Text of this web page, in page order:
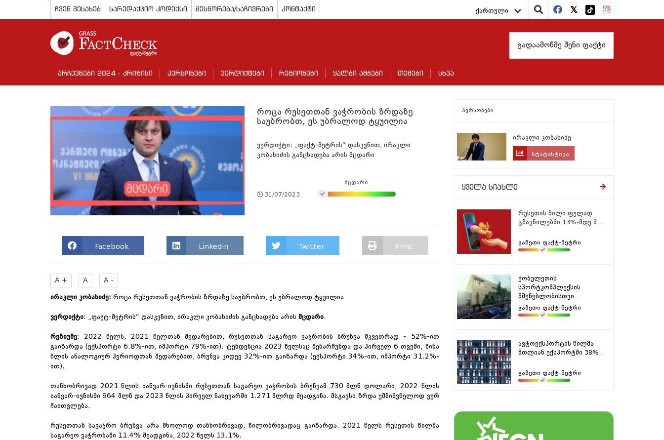
ჩვენ შესახებ სარედაქციო კოდექსი შესწორება/საჩივრები კონტაქტი ქართული
გადაამოწმე შენი ფაქტი
არჩევნები 2024 - კრიზისი პერსონები ვერდიქტები რეგიონები ყალბი ამბები თემები სხვა
როცა რუსეთთან ვაჭრობის ზრდაზე
საუბრობთ, ეს უბრალოდ ტყუილია
ვერდიქტი: „ფაქტ-მეტრის“ დასკვნით, ირაკლი
კობახიძის განცხადება არის მცდარი
31/07/2023
მცდარი
Facebook Linkedin Twitter Print
A + A A -
ირაკლი კობახიძე: როცა რუსეთთან ვაჭრობის ზრდაზე საუბრობთ, ეს უბრალოდ ტყუილია
ვერდიქტი: „ფაქტ-მეტრის“ დასკვნით, ირაკლი კობახიძის განცხადება არის მცდარი.
რეზიუმე: 2022 წელს, 2021 წელთან შედარებით, რუსეთთან საგარეო ვაჭრობის ბრუნვა მკვეთრად - 52%-ით
გაიზარდა (ექსპორტი 6.8%-ით, იმპორტი 79%-ით). ტენდენცია 2023 წელსაც შენარჩუნდა და პირველ 6 თვეში, წინა
წლის ანალოგიურ პერიოდთან შედარებით, ბრუნვა კიდევ 32%-ით გაიზარდა (ექსპორტი 34%-ით, იმპორტი 31.2%-
ით).
თანხობრივად 2021 წლის იანვარ-ივნისში რუსეთთან საგარეო ვაჭრობის ბრუნვამ 730 მლნ დოლარი, 2022 წლის
იანვარ-ივნისში 964 მლნ და 2023 წლის პირველ ნახევარში 1.271 მლრდ შეადგინა. მსგავსი ზრდა უმნიშვნელოდ ვერ
ჩაითვლება.
რუსეთთან სავაჭრო ბრუნვა არა მხოლოდ თანხობრივად, წილობრივადაც გაიზარდა. 2021 წელს რუსეთის წილმა
საგარეო ვაჭრობაში 11.4% შეადგინა, 2022 წელს 13.1%.
პერსონები
ირაკლი კობახიძე
სტატისტიკა
ყველა სიახლე
რუსეთის წილი ფულად
გზავნილებში 13%-მდე შ...
გაზეთი ფაქტ-მეტრი
ქობულეთის
სპორტკომპლექსის
მშენებლობისთვი...
გაზეთი ფაქტ-მეტრი
ავტოექსპორტის წილმა
მთლიან ექსპორტში 38%...
გაზეთი ფაქტ-მეტრი